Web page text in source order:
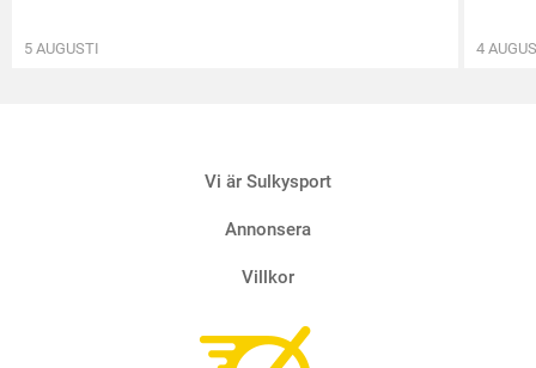
5 AUGUSTI 4
Vi är Sulkysport
Annonsera
Villkor